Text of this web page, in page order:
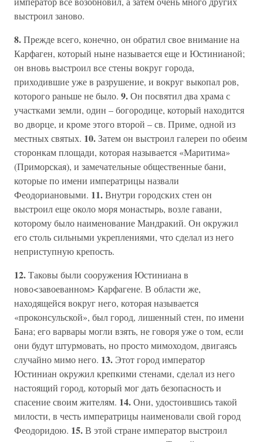
выстроил заново.
8.Прежде всего, конечно, он обратил свое внимание на
Карфаген, который ныне называется еще и Юстинианой;
он вновь выстроил все стены вокруг города,
приходившие уже в разрушение, и вокруг выкопал ров,
которого раньше не было. 9.Он посвятил два храма с
участками земли, один – богородице, который находится
во дворце, и кроме этого второй – св. Приме, одной из
местных святых. 10.Затем он выстроил галереи по обеим
сторонкам площади, которая называется «Маритима»
(Приморская), и замечательные общественные бани,
которые по имени императрицы назвали
Феодориановыми. 11.Внутри городских стен он
выстроил еще около моря монастырь, возле гавани,
которому было наименование Мандракий. Он окружил
его столь сильными укреплениями, что сделал из него
неприступную крепость.
12.Таковы были сооружения Юстиниана в
ново<завоеванном> Карфагене. В области же,
находящейся вокруг него, которая называется
«проконсульской», был город, лишенный стен, по имени
Бана; его варвары могли взять, не говоря уже о том, если
они будут штурмовать, но просто мимоходом, двигаясь
случайно мимо него. 13. Этот город император
Юстиниан окружил крепкими стенами, сделал из него
настоящий город, который мог дать безопасность и
спасение своим жителям. 14.Они, удостоившись такой
милости, в честь императрицы наименовали свой город
Феодоридою. 15.В этой стране император выстроил